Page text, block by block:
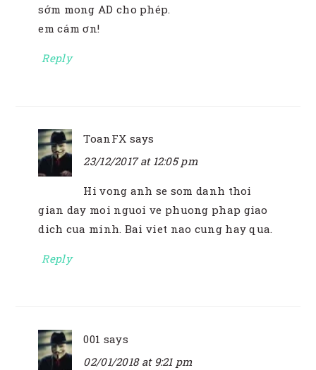
sớm mong AD cho phép.
em cám ơn!
Reply
ToanFX says
23/12/2017 at 12:05 pm
Hi vong anh se som danh thoi
gian day moi nguoi ve phuong phap giao
dich cua minh. Bai viet nao cung hay qua.
Reply
001 says
02/01/2018 at 9:21 pm